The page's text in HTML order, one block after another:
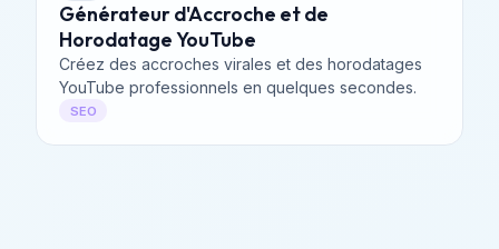
Générateur d'Accroche et de
Horodatage YouTube
Créez des accroches virales et des horodatages
YouTube professionnels en quelques secondes.
SEO